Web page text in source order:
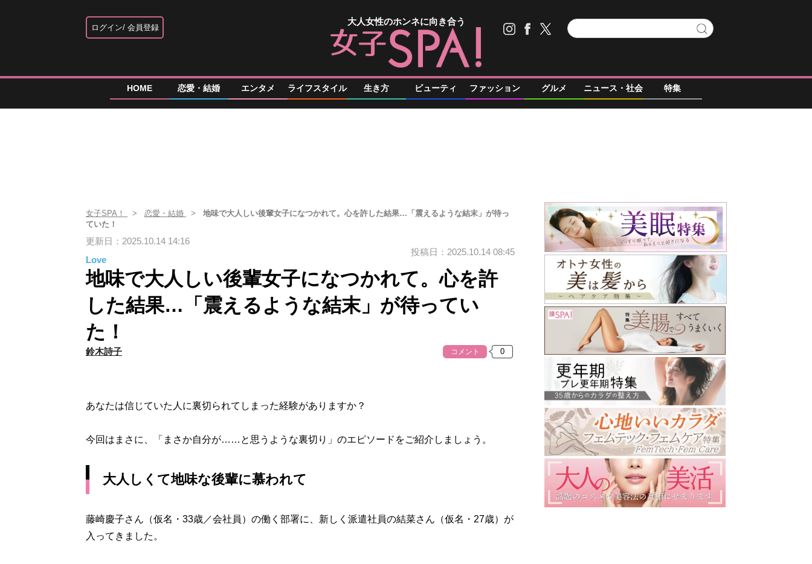
ログイン 会員登録
大人女性のホンネに向き合う
HOME 恋愛・結婚 エンタメ ライフスタイル 生き方 ビューティ ファッション グルメ ニュース・社会 特集
女子SPA！ 恋愛・結婚
地味で大人しい後輩女子になつかれて。心を許した結果…「震えるような結末」が待っ
ていた！
更新日：2025.10.14 14:16
Love
投稿日：2025.10.14 08:45
地味で大人しい後輩女子になつかれて。心を許
した結果…「震えるような結末」が待ってい
た！
鈴木詩子 コメント
あなたは信じていた人に裏切られてしまった経験がありますか？
今回はまさに、「まさか自分が……と思うような裏切り」のエピソードをご紹介しましょう。
大人しくて地味な後輩に慕われて
藤崎慶子さん（仮名・33歳／会社員）の働く部署に、新しく派遣社員の結菜さん（仮名・27歳）が
入ってきました。